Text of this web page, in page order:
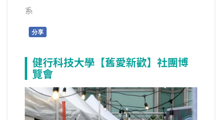
系
分享
健行科技大學【舊愛新歡】社團博
覽會